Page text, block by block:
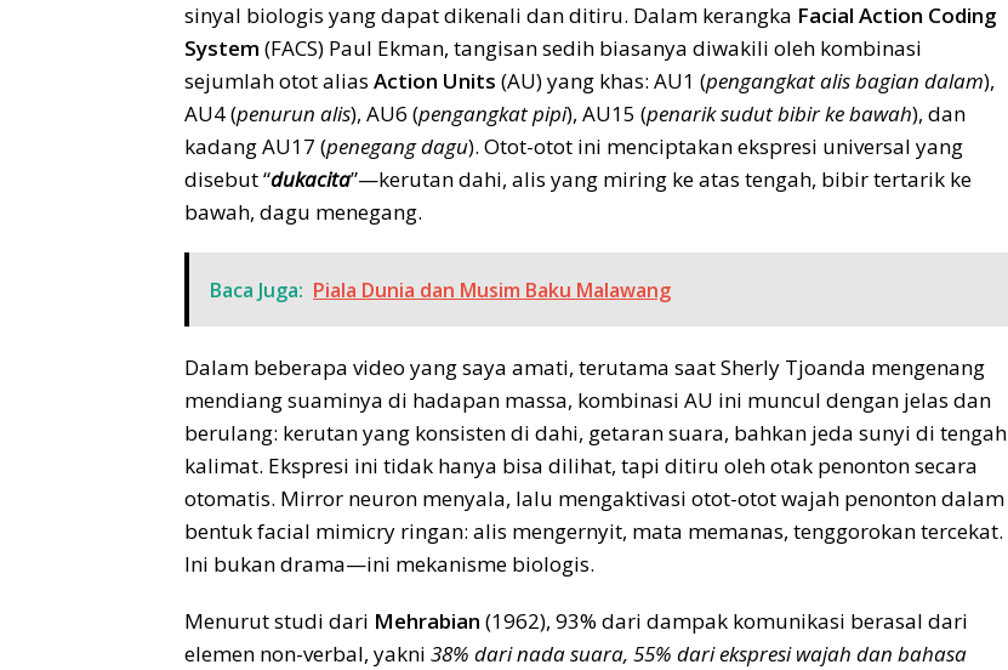
sinyal biologis yang dapat dikenali dan ditiru. Dalam kerangka Facial Action Coding
System (FACS) Paul Ekman, tangisan sedih biasanya diwakili oleh kombinasi
sejumlah otot alias Action Units (AU) yang khas: AU1 (pengangkat alis bagian dalam),
AU4 (penurun alis), AU6 (pengangkat pipi), AU15 (penarik sudut bibir ke bawah), dan
kadang AU17 (penegang dagu). Otot-otot ini menciptakan ekspresi universal yang
disebut “dukacita”—kerutan dahi, alis yang miring ke atas tengah, bibir tertarik ke
bawah, dagu menegang.
Baca Juga: Piala Dunia dan Musim Baku Malawang
Dalam beberapa video yang saya amati, terutama saat Sherly Tjoanda mengenang
mendiang suaminya di hadapan massa, kombinasi AU ini muncul dengan jelas dan
berulang: kerutan yang konsisten di dahi, getaran suara, bahkan jeda sunyi di tengah
kalimat. Ekspresi ini tidak hanya bisa dilihat, tapi ditiru oleh otak penonton secara
otomatis. Mirror neuron menyala, lalu mengaktivasi otot-otot wajah penonton dalam
bentuk facial mimicry ringan: alis mengernyit, mata memanas, tenggorokan tercekat.
Ini bukan drama—ini mekanisme biologis.
Menurut studi dari Mehrabian (1962), 93% dari dampak komunikasi berasal dari
elemen non-verbal, yakni 38% dari nada suara, 55% dari ekspresi wajah dan bahasa